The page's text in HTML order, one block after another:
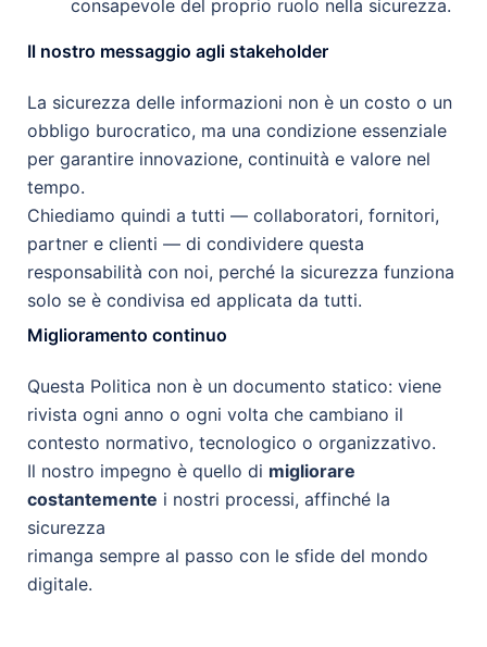
consapevole del proprio ruolo nella sicurezza.
Il nostro messaggio agli stakeholder
La sicurezza delle informazioni non è un costo o un
obbligo burocratico, ma una condizione essenziale
per garantire innovazione, continuità e valore nel
tempo.
Chiediamo quindi a tutti — collaboratori, fornitori,
partner e clienti — di condividere questa
responsabilità con noi, perché la sicurezza funziona
solo se è condivisa ed applicata da tutti.
Miglioramento continuo
Questa Politica non è un documento statico: viene
rivista ogni anno o ogni volta che cambiano il
contesto normativo, tecnologico o organizzativo.
Il nostro impegno è quello di migliorare
costantemente i nostri processi, affinché la
sicurezza
rimanga sempre al passo con le sfide del mondo
digitale.